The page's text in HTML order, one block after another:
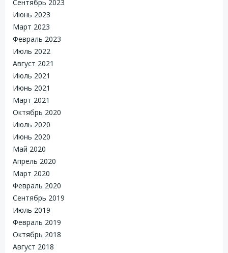
Сентябрь 2023
Июнь 2023
Март 2023
Февраль 2023
Июль 2022
Август 2021
Июль 2021
Июнь 2021
Март 2021
Октябрь 2020
Июль 2020
Июнь 2020
Май 2020
Апрель 2020
Март 2020
Февраль 2020
Сентябрь 2019
Июль 2019
Февраль 2019
Октябрь 2018
Август 2018